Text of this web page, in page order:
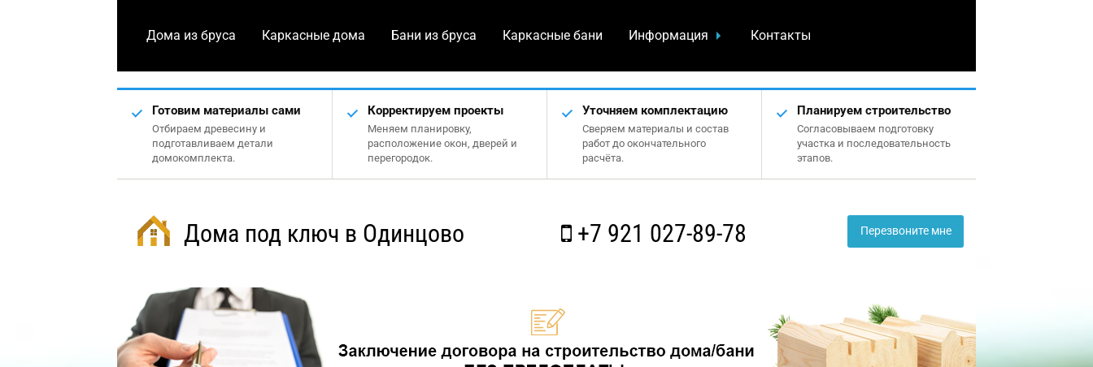
Дома из бруса Каркасные дома Бани из бруса Каркасные бани Информация Контакты
Готовим материалы сами
Отбираем древесину и
подготавливаем детали
домокомплекта.
Корректируем проекты
Меняем планировку,
расположение окон, дверей и
перегородок.
Уточняем комплектацию
Сверяем материалы и состав
работ до окончательного
расчёта.
Планируем строительство
Согласовываем подготовку
участка и последовательность
этапов.
Дома под ключ в Одинцово +7 921 027-89-78 Перезвоните мне